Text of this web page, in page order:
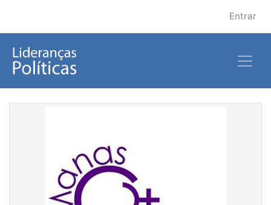
Entrar